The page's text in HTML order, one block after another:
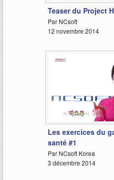
Teaser du Project
Par NCsoft
12 novembre 2014
Les exercices du
santé #1
Par NCsoft Korea
3 décembre 2014